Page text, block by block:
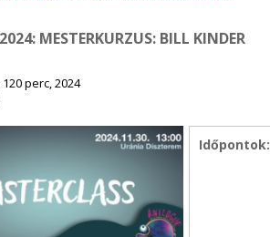
MESTERKURZUS: BILL KINDER
perc, 2024
Időpontok: